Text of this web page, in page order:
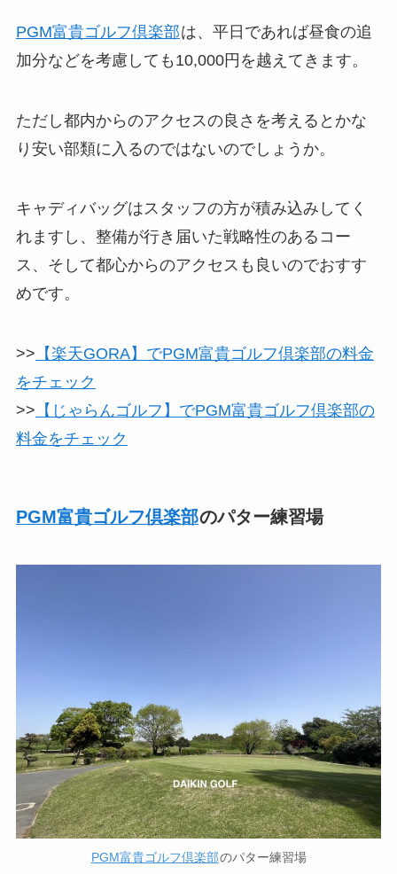
PGM富貴ゴルフ倶楽部は、平日であれば昼食の追
加分などを考慮しても10,000円を越えてきます。
ただし都内からのアクセスの良さを考えるとかな
り安い部類に入るのではないのでしょうか。
キャディバッグはスタッフの方が積み込みしてく
れますし、整備が行き届いた戦略性のあるコー
ス、そして都心からのアクセスも良いのでおすす
めです。
>> 【楽天GORA】でPGM富貴ゴルフ倶楽部の料金
をチェック
>> 【じゃらんゴルフ】でPGM富貴ゴルフ倶楽部の
料金をチェック
PGM富貴ゴルフ倶楽部のパター練習場
PGM富貴ゴルフ倶楽部のパター練習場